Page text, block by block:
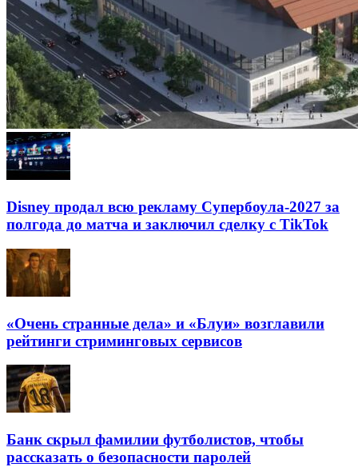
Disney продал всю рекламу Супербоула-2027 за
полгода до матча и заключил сделку с TikTok
«Очень странные дела» и «Блуи» возглавили
рейтинги стриминговых сервисов
Банк скрыл фамилии футболистов, чтобы
рассказать о безопасности паролей